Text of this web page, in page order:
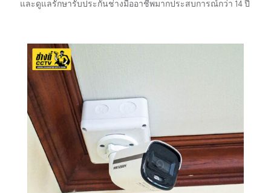
และดูแลรักษารับประกันช่างมืออาชีพมากประสบการณ์กว่า 14 ปี